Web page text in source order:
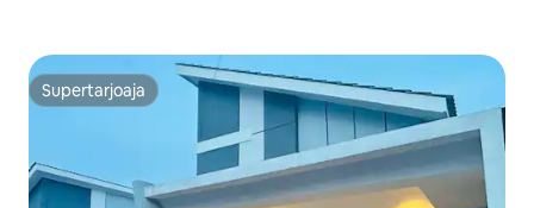
Supertarjoaja
Supertarjoaja